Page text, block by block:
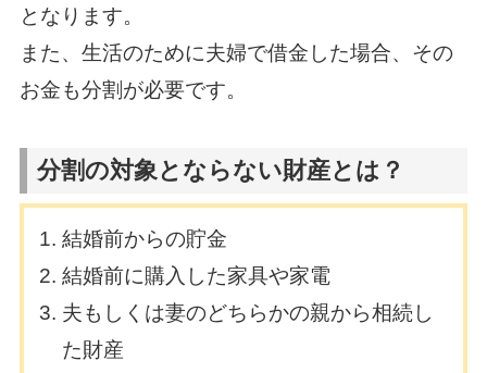
となります。
また、生活のために夫婦で借金した場合、その
お金も分割が必要です。
分割の対象とならない財産とは？
結婚前からの貯金
結婚前に購入した家具や家電
夫もしくは妻のどちらかの親から相続し
た財産